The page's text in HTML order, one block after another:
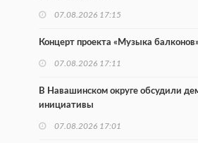
07.08.2026 17:15
Концерт проекта «Музыка
07.08.2026 17:11
В Навашинском округе обсудили
инициативы
07.08.2026 17:01